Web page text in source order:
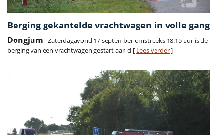
Berging gekantelde vrachtwagen in volle gang
Dongjum - Zaterdagavond 17 september omstreeks 18.15 uur is de
berging van een vrachtwagen gestart aan d [ Lees verder]